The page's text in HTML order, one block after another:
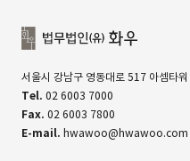
서울시 강남구 영동대로 517 아셈타워
Tel. 02 6003 7000
Fax. 02 6003 7800
E-mail. hwawoo@hwawoo.com